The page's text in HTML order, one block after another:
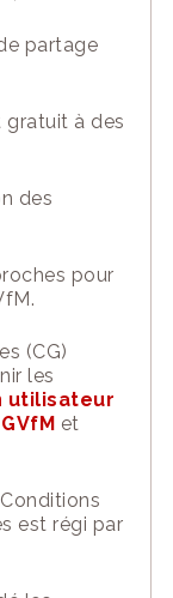
partage
gratuit à des
des
s pour
(CG)
les
utilisateur
et
est régi par